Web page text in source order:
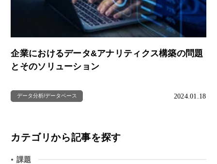
企業におけるデータ&アナリティクス構築の問題
とそのソリューション
データ分析/データベース 2024.01.18
カテゴリから記事を探す
● 課題